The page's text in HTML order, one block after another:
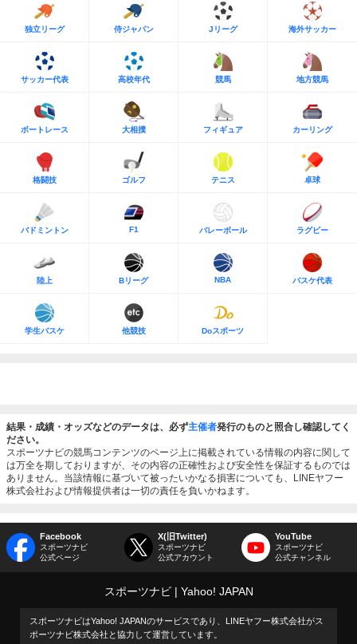
独立リーグ 侍ジャパン Jリーグ 海外サッカー
サッカー代表 高校年代 競馬 地方競馬
ボートレース 大相撲 フィギュア カーリング
格闘技 ゴルフ テニス 卓球
バドミントン F1 バレーボール ラグビー
陸上 Bリーグ NBA バスケ代表
学生バスケ 他競技 Doスポーツ
結果・成績・オッズなどのデータは、必ず主催者発行のものと照合し確認してく
ださい。
スポーツナビの競馬コンテンツのページ上に掲載されている情報の内容に関して
は万全を期しておりますが、その内容の正確性および安全性を保証するものでは
ありません。当該情報に基づいて被ったいかなる損害についても、LINEヤフー
株式会社および情報提供者は一切の責任を負いかねます。
Facebook
スポーツナビ
公式ページ
X(旧Twitter)
スポーツナビ
公式アカウント
YouTube
スポーツナビ
公式チャンネル
スポーツナビ Yahoo! JAPAN
スポーツナビはYahoo! JAPANのサービスであり、LINEヤフー株式会社がス
ポーツナビ株式会社と協力して運営しています。